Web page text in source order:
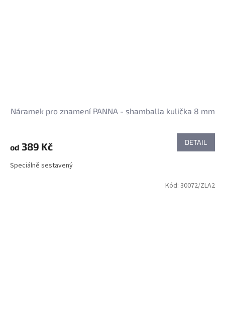
Náramek pro znamení PANNA - shamballa kulička 8 mm
od 389 Kč DETAIL
Speciálně sestavený
Kód: 30072/ZLA2